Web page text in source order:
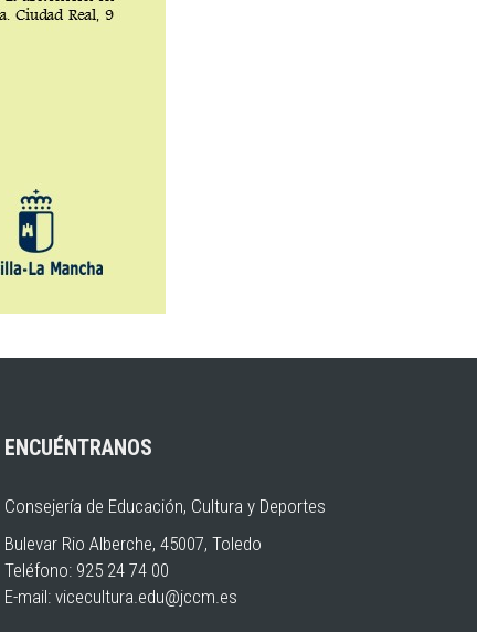
ENCUÉNTRANOS
Consejería de Educación, Cultura y Deportes
Bulevar Rio Alberche, 45007, Toledo
Teléfono: 925 24 74 00
E-mail: vicecultura.edu@jccm.es